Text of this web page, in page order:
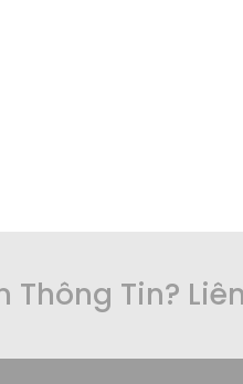
Thông Tin?